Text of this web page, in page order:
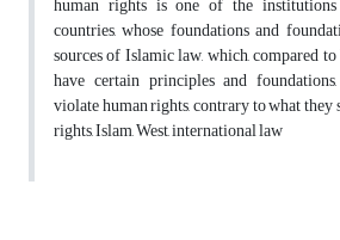
countries, whose foundations and
sources of Islamic law, which, compared
have certain principles and
violate human rights, contrary to what
rights, Islam, West, international law